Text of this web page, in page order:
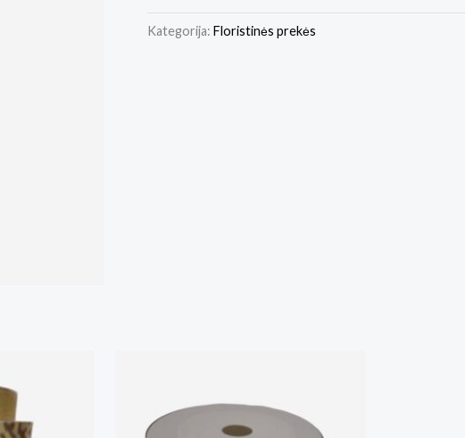
Kategorija: Floristinės prekės